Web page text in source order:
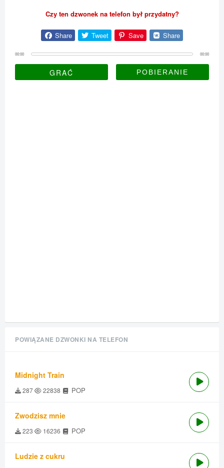
Czy ten dzwonek na telefon był przydatny?
Share Tweet Save Share
00:00 00:00
GRAĆ
POWIĄZANE DZWONKI NA TELEFON
Midnight Train
287 22838 POP
Zwodzisz mnie
223 16236 POP
Ludzie z cukru